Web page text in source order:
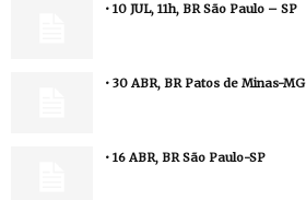
• 10 JUL, 11h, BR São Paulo – SP
• 30 ABR, BR Patos de Minas-MG
• 16 ABR, BR São Paulo-SP